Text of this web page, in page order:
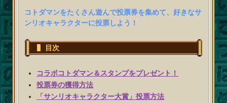
コトダマンをたくさん遊んで投票券を集めて、好きなサ
ンリオキャラクターに投票しよう！
目次
コラボコトダマン＆スタンプをプレゼント！
投票券の獲得方法
「サンリオキャラクター大賞」投票方法